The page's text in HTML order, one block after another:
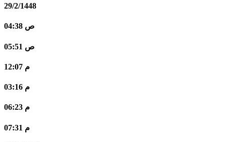
29/2/1448
04:38 ص
05:51 ص
12:07 م
03:16 م
06:23 م
07:31 م